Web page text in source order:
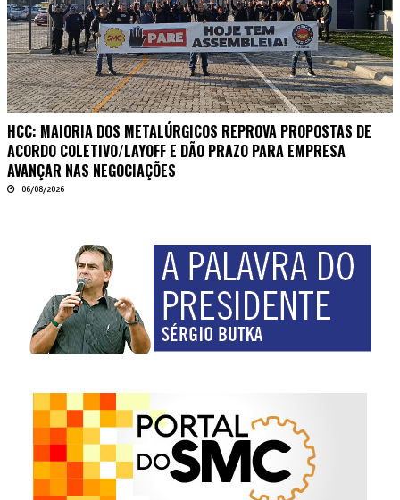
HCC: MAIORIA DOS METALÚRGICOS REPROVA PROPOSTAS DE
ACORDO COLETIVO/LAYOFF E DÃO PRAZO PARA EMPRESA
AVANÇAR NAS NEGOCIAÇÕES
06/08/2026